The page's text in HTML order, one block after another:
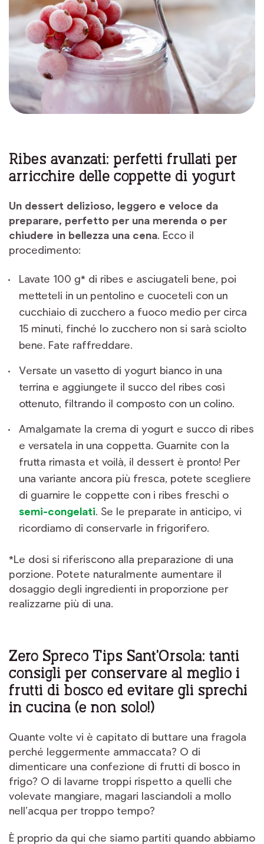
Ribes avanzati: perfetti frullati per
arricchire delle coppette di yogurt
Un dessert delizioso, leggero e veloce da
preparare, perfetto per una merenda o per
chiudere in bellezza una cena. Ecco il
procedimento:
Lavate 100 g* di ribes e asciugateli bene, poi
metteteli in un pentolino e cuoceteli con un
cucchiaio di zucchero a fuoco medio per circa
15 minuti, finché lo zucchero non si sarà sciolto
bene. Fate raffreddare.
Versate un vasetto di yogurt bianco in una
terrina e aggiungete il succo del ribes così
ottenuto, filtrando il composto con un colino.
Amalgamate la crema di yogurt e succo di ribes
e versatela in una coppetta. Guarnite con la
frutta rimasta et voilà, il dessert è pronto! Per
una variante ancora più fresca, potete scegliere
di guarnire le coppette con i ribes freschi o
semi-congelati. Se le preparate in anticipo, vi
ricordiamo di conservarle in frigorifero.
*Le dosi si riferiscono alla preparazione di una
porzione. Potete naturalmente aumentare il
dosaggio degli ingredienti in proporzione per
realizzarne più di una.
Zero Spreco Tips Sant'Orsola: tanti
consigli per conservare al meglio i
frutti di bosco ed evitare gli sprechi
in cucina (e non solo!)
Quante volte vi è capitato di buttare una fragola
perché leggermente ammaccata? O di
dimenticare una confezione di frutti di bosco in
frigo? O di lavarne troppi rispetto a quelli che
volevate mangiare, magari lasciandoli a mollo
nell’acqua per troppo tempo?
È proprio da qui che siamo partiti quando abbiamo